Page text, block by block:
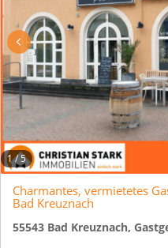
1/5
Charmantes, vermietetes
Bad Kreuznach
55543 Bad Kreuznach,